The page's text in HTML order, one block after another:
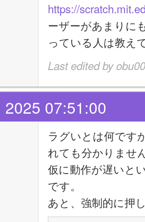
https://
ーザーがあまりに
っている人は教え
Last edited by
2025 07:51:00
ラグいとは何です
れても分かりませ
仮に動作が遅いと
です。
あと、強制的に押